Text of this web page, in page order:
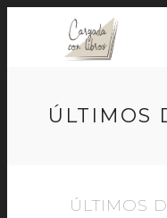
ÚLTIMOS
ÚLTIMOS